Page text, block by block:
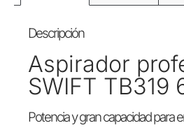
Descripción
Aspirador
SWIFT TB319
Potencia y gran capacidad para